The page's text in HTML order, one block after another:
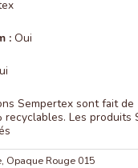
: Oui
Sempertex sont fait
Les produits
, Opaque Rouge 015